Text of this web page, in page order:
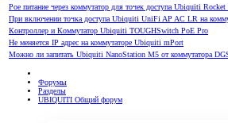
Poe питание через коммутатор для точек доступа Ubiquiti
При включении точка доступа Ubiquiti UniFi AP AC LR на
Контроллер и Коммутатор Ubiquiti TOUGHSwitch PoE Pro
Не меняется IP адрес на коммутаторе Ubiquiti mPort
Можно ли запитать Ubiquiti NanoStation M5 от коммутатора
Форумы
Разделы
UBIQUITI Общий форум